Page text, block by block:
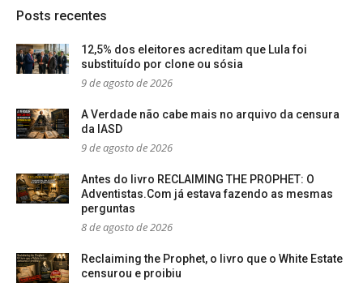
Posts recentes
12,5% dos eleitores acreditam que Lula foi
substituído por clone ou sósia
9 de agosto de 2026
A Verdade não cabe mais no arquivo da censura
da IASD
9 de agosto de 2026
Antes do livro RECLAIMING THE PROPHET: O
Adventistas.Com já estava fazendo as mesmas
perguntas
8 de agosto de 2026
Reclaiming the Prophet, o livro que o White Estate
censurou e proibiu